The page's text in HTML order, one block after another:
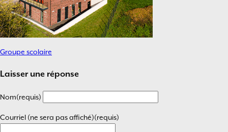
Navigation
de
Groupe scolaire
Laisser une réponse
Nom(requis)
Courriel (ne sera pas affiché)(requis)